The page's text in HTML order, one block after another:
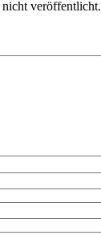
veröffentlicht.